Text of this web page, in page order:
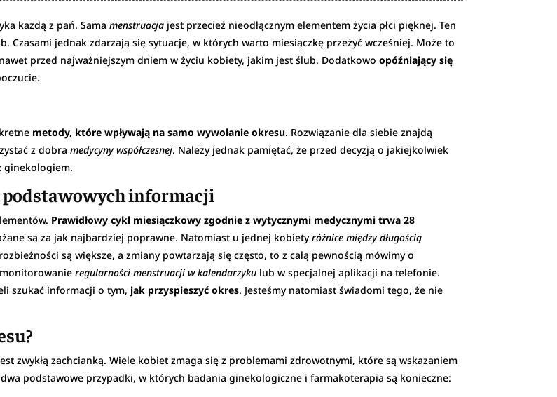
każdą z pań. Sama menstruacja jest przecież nieodłącznym elementem życia płci pięknej. Ten
Czasami jednak zdarzają się sytuacje, w których warto miesiączkę przeżyć wcześniej. Może to
przed najważniejszym dniem w życiu kobiety, jakim jest ślub. Dodatkowoopóźniający się
metody, które wpływają na samo wywołanie okresu. Rozwiązanie dla siebie znajdą
z dobramedycyny współczesnej. Należy jednak pamiętać, że przed decyzją o jakiejkolwiek
ginekologiem.
podstawowych informacji
Prawidłowy cykl miesiączkowy zgodnie z wytycznymi medycznymi trwa 28
są za jak najbardziej poprawne. Natomiast u jednej kobietyróżnice między długością
są większe, a zmiany powtarzają się często, to z całą pewnością mówimy o
monitorowanieregularności menstruacji w kalendarzyku lub w specjalnej aplikacji na telefonie.
szukać informacji o tym, jak przyspieszyć okres. Jesteśmy natomiast świadomi tego, że nie
zwykłą zachcianką. Wiele kobiet zmaga się z problemami zdrowotnymi, które są wskazaniem
podstawowe przypadki, w których badania ginekologiczne i farmakoterapia są konieczne: